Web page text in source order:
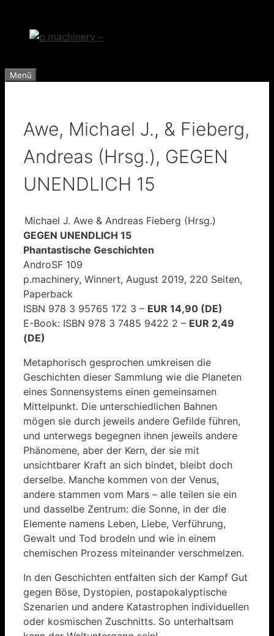
springen
Menü
Awe, Michael J., & Fieberg,
Andreas (Hrsg.), GEGEN
UNENDLICH 15
Michael J. Awe & Andreas Fieberg (Hrsg.)
GEGEN UNENDLICH 15
Phantastische Geschichten
AndroSF 109
p.machinery, Winnert, August 2019, 220 Seiten,
Paperback
ISBN 978 3 95765 172 3 – EUR 14,90 (DE)
E-Book: ISBN 978 3 7485 9422 2 – EUR 2,49
(DE)
Metaphorisch gesprochen umkreisen die
Geschichten dieser Sammlung wie die Planeten
eines Sonnensystems einen gemeinsamen
Mittelpunkt. Die unterschiedlichen Bahnen
mögen sie durch jeweils andere Gefilde führen,
und unterwegs begegnen ihnen jeweils andere
Phänomene, aber der Kern, der sie mit
unsichtbarer Kraft an sich bindet, bleibt doch
derselbe. Manche kommen von der Venus,
andere stammen vom Mars – alle teilen sie ein
und dasselbe Zentrum: die Sonne, in der die
Elemente namens Leben, Liebe, Verführung,
Gewalt und Tod brodeln und wie in einem
chemischen Prozess miteinander verschmelzen.
In den Geschichten entfalten sich der Kampf Gut
gegen Böse, Dystopien, postapokalyptische
Szenarien und andere Katastrophen individuellen
oder kosmischen Zuschnitts. So unterhaltsam